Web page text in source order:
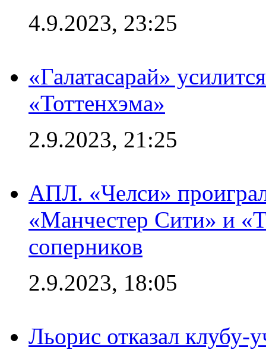
4.9.2023, 23:25
«Галатасарай»
«Тоттенхэма»
2.9.2023, 21:25
АПЛ. «Челси»
«Манчестер Сити» и
соперников
2.9.2023, 18:05
Льорис отказал клубу-